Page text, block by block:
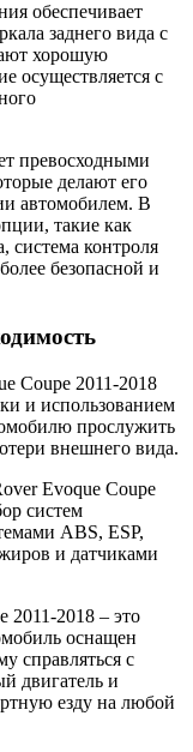
обеспечивает
заднего вида с
хорошую
осуществляется с
превосходными
делают его
автомобилем. В
такие как
система контроля
безопасной и
Coupe 2011-2018
и использованием
прослужить
внешнего вида.
Evoque Coupe
систем
ABS, ESP,
и датчиками
2011-2018 – это
оснащен
справляться с
двигатель и
езду на любой